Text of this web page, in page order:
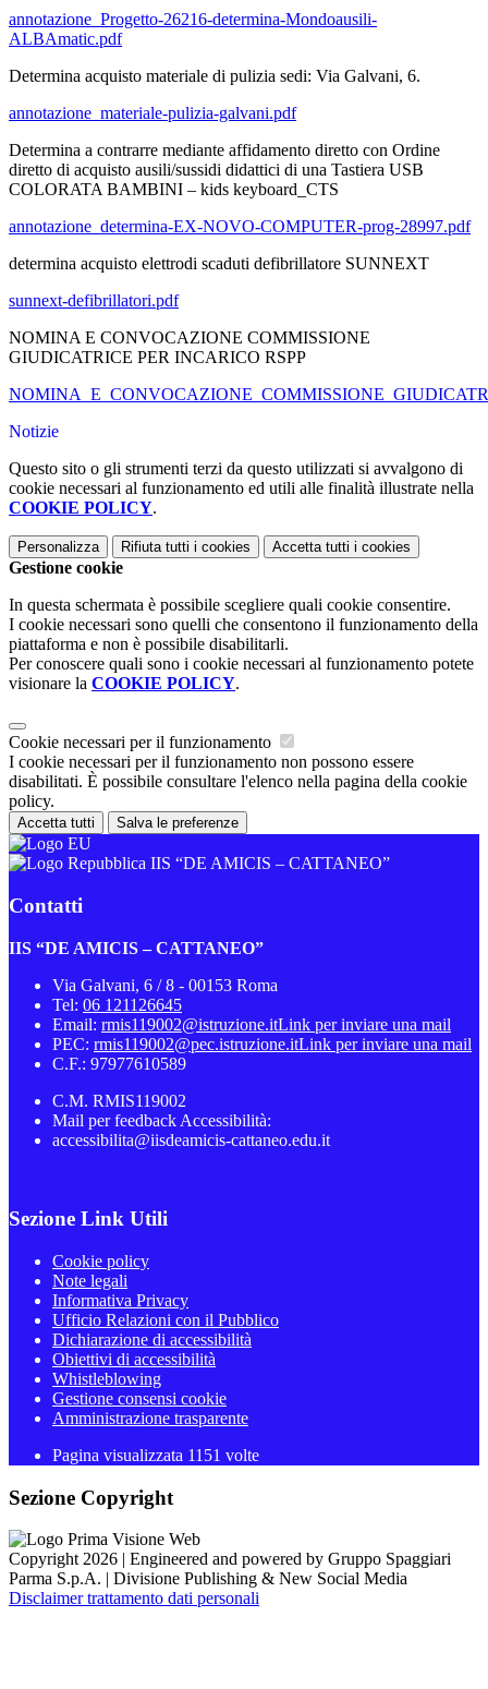
annotazione_Progetto-26216-determina-Mondoausili-
ALBAmatic.pdf
Determina acquisto materiale di pulizia sedi: Via Galvani, 6.
annotazione_materiale-pulizia-galvani.pdf
Determina a contrarre mediante affidamento diretto con Ordine
diretto di acquisto ausili/sussidi didattici di una Tastiera USB
COLORATA BAMBINI – kids keyboard_CTS
annotazione_determina-EX-NOVO-COMPUTER-prog-28997.pdf
determina acquisto elettrodi scaduti defibrillatore SUNNEXT
sunnext-defibrillatori.pdf
NOMINA E CONVOCAZIONE COMMISSIONE
GIUDICATRICE PER INCARICO RSPP
Notizie
Questo sito o gli strumenti terzi da questo utilizzati si avvalgono di
cookie necessari al funzionamento ed utili alle finalità illustrate nella
COOKIE POLICY.
Personalizza Rifiuta tutti i cookies Accetta tutti i cookies
Gestione cookie
In questa schermata è possibile scegliere quali cookie consentire.
I cookie necessari sono quelli che consentono il funzionamento della
piattaforma e non è possibile disabilitarli.
Per conoscere quali sono i cookie necessari al funzionamento potete
visionare la COOKIE POLICY.
Cookie necessari per il funzionamento
I cookie necessari per il funzionamento non possono essere
disabilitati. È possibile consultare l'elenco nella pagina della cookie
policy.
Accetta tutti Salva le preferenze
IIS “DE AMICIS – CATTANEO”
Contatti
IIS “DE AMICIS – CATTANEO”
Via Galvani, 6 / 8 - 00153 Roma
Tel: 06 121126645
Email: rmis119002@istruzione.itLink per inviare una mail
PEC: rmis119002@pec.istruzione.itLink per inviare una mail
C.F.: 97977610589
C.M. RMIS119002
Mail per feedback Accessibilità:
accessibilita@iisdeamicis-cattaneo.edu.it
Sezione Link Utili
Cookie policy
Note legali
Informativa Privacy
Ufficio Relazioni con il Pubblico
Dichiarazione di accessibilità
Obiettivi di accessibilità
Whistleblowing
Gestione consensi cookie
Amministrazione trasparente
Pagina visualizzata 1151 volte
Sezione Copyright
Copyright 2026 | Engineered and powered by Gruppo Spaggiari
Parma S.p.A. | Divisione Publishing & New Social Media
Disclaimer trattamento dati personali